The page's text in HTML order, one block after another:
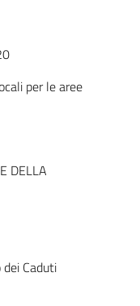
per le aree
DELLA
Caduti